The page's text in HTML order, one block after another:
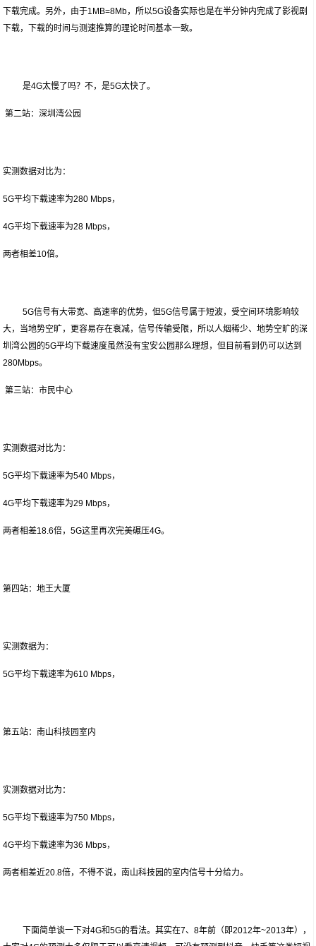
下载完成。另外，由于1MB=8Mb，所以5G设备实际也是在半分钟内完成了影视剧
下载，下载的时间与测速推算的理论时间基本一致。
是4G太慢了吗？不，是5G太快了。
第二站：深圳湾公园
实测数据对比为：
5G平均下载速率为280 Mbps，
4G平均下载速率为28 Mbps，
两者相差10倍。
5G信号有大带宽、高速率的优势，但5G信号属于短波，受空间环境影响较
大，当地势空旷，更容易存在衰减，信号传输受限，所以人烟稀少、地势空旷的深
圳湾公园的5G平均下载速度虽然没有宝安公园那么理想，但目前看到仍可以达到
280Mbps。
第三站：市民中心
实测数据对比为：
5G平均下载速率为540 Mbps，
4G平均下载速率为29 Mbps，
两者相差18.6倍，5G这里再次完美碾压4G。
第四站：地王大厦
实测数据为：
5G平均下载速率为610 Mbps，
第五站：南山科技园室内
实测数据对比为：
5G平均下载速率为750 Mbps，
4G平均下载速率为36 Mbps，
两者相差近20.8倍，不得不说，南山科技园的室内信号十分给力。
下面简单谈一下对4G和5G的看法。其实在7、8年前（即2012年~2013年），